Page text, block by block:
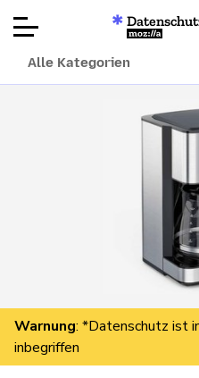
Mozilla
Alle Kategorien
Warnung: *Datenschutz ist
inbegriffen